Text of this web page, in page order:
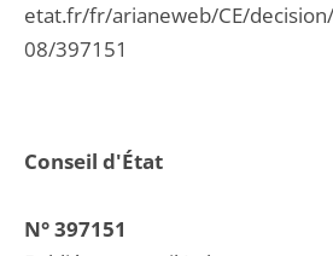
Conseil d'État
N° 397151
etat.fr/fr/arianeweb/CE/
08/397151